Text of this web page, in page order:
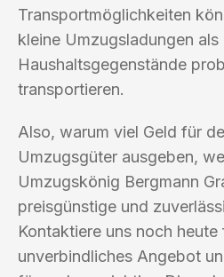
Transportmöglichkeiten
kleine Umzugsladungen
Haushaltsgegenstände
transportieren.
Also, warum viel Geld für
Umzugsgüter ausgeben,
Umzugskönig Bergmann
preisgünstige und
Kontaktiere uns noch heute
unverbindliches Angebot